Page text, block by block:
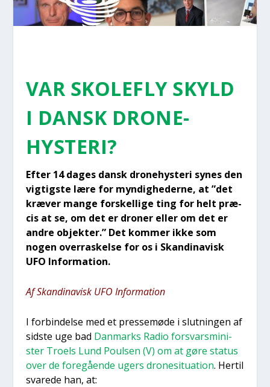
VAR SKO­LE­FLY SKYLD
I DANSK DRO­NE­
HYSTE­RI?
Efter 14 dages dansk dro­ne­hyste­ri synes den
vig­tig­ste lære for myn­dig­he­der­ne, at ”det
kræ­ver man­ge for­skel­li­ge ting for helt præ­
cis at se, om det er dro­ner eller om det er
andre objek­ter.” Det kom­mer ikke som
nogen over­ra­skel­se for os i Skan­di­na­visk
UFO Infor­ma­tion.
Af Skan­di­na­visk UFO Infor­ma­tion
I for­bin­del­se med et pres­se­mø­de i slut­nin­gen af
sid­ste uge bad Dan­marks Radio for­svars­mi­ni­
ster Tro­els Lund Poul­sen (V) om at gøre sta­tus
over de fore­gå­en­de ugers dro­ne­si­tu­a­tion. Her­til
sva­re­de han, at: